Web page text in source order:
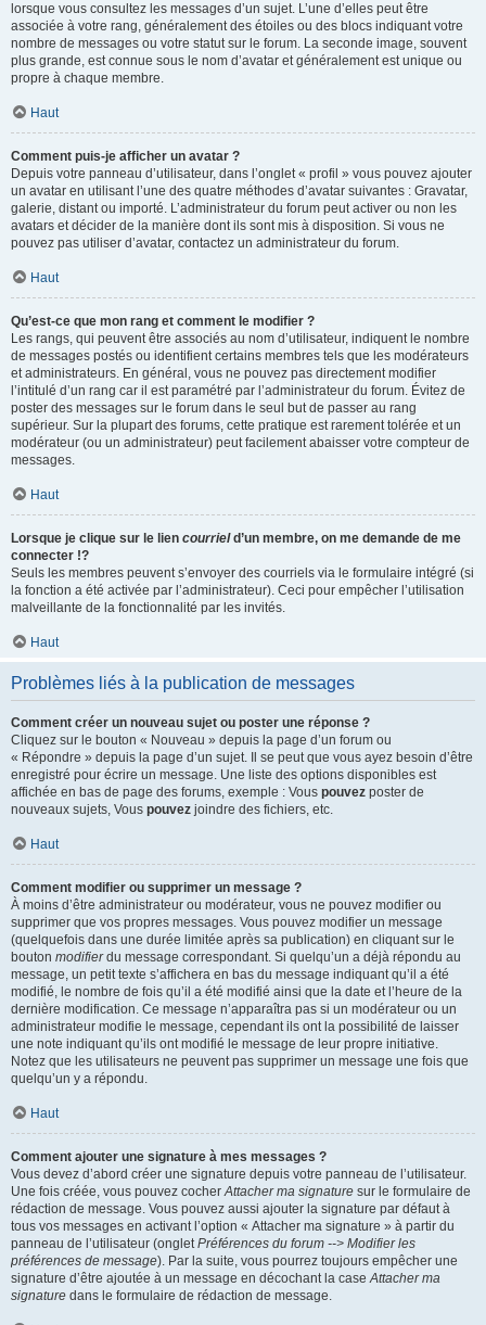
lorsque vous consultez les messages d’un sujet. L’une d’elles peut être
associée à votre rang, généralement des étoiles ou des blocs indiquant votre
nombre de messages ou votre statut sur le forum. La seconde image, souvent
plus grande, est connue sous le nom d’avatar et généralement est unique ou
propre à chaque membre.
Haut
Comment puis-je afficher un avatar ?
Depuis votre panneau d’utilisateur, dans l’onglet « profil » vous pouvez ajouter
un avatar en utilisant l’une des quatre méthodes d’avatar suivantes : Gravatar,
galerie, distant ou importé. L’administrateur du forum peut activer ou non les
avatars et décider de la manière dont ils sont mis à disposition. Si vous ne
pouvez pas utiliser d’avatar, contactez un administrateur du forum.
Haut
Qu’est-ce que mon rang et comment le modifier ?
Les rangs, qui peuvent être associés au nom d’utilisateur, indiquent le nombre
de messages postés ou identifient certains membres tels que les modérateurs
et administrateurs. En général, vous ne pouvez pas directement modifier
l’intitulé d’un rang car il est paramétré par l’administrateur du forum. Évitez de
poster des messages sur le forum dans le seul but de passer au rang
supérieur. Sur la plupart des forums, cette pratique est rarement tolérée et un
modérateur (ou un administrateur) peut facilement abaisser votre compteur de
messages.
Haut
Lorsque je clique sur le lien courrield’un membre, on me demande de me
connecter !?
Seuls les membres peuvent s’envoyer des courriels via le formulaire intégré (si
la fonction a été activée par l’administrateur). Ceci pour empêcher l’utilisation
malveillante de la fonctionnalité par les invités.
Haut
Problèmes liés à la publication de messages
Comment créer un nouveau sujet ou poster une réponse ?
Cliquez sur le bouton « Nouveau » depuis la page d’un forum ou
« Répondre » depuis la page d’un sujet. Il se peut que vous ayez besoin d’être
enregistré pour écrire un message. Une liste des options disponibles est
affichée en bas de page des forums, exemple : Vous pouvez poster de
nouveaux sujets, Vous pouvez joindre des fichiers, etc.
Haut
Comment modifier ou supprimer un message ?
À moins d’être administrateur ou modérateur, vous ne pouvez modifier ou
supprimer que vos propres messages. Vous pouvez modifier un message
(quelquefois dans une durée limitée après sa publication) en cliquant sur le
bouton modifierdu message correspondant. Si quelqu’un a déjà répondu au
message, un petit texte s’affichera en bas du message indiquant qu’il a été
modifié, le nombre de fois qu’il a été modifié ainsi que la date et l’heure de la
dernière modification. Ce message n’apparaîtra pas si un modérateur ou un
administrateur modifie le message, cependant ils ont la possibilité de laisser
une note indiquant qu’ils ont modifié le message de leur propre initiative.
Notez que les utilisateurs ne peuvent pas supprimer un message une fois que
quelqu’un y a répondu.
Haut
Comment ajouter une signature à mes messages ?
Vous devez d’abord créer une signature depuis votre panneau de l’utilisateur.
Une fois créée, vous pouvez cocherAttacher ma signature sur le formulaire de
rédaction de message. Vous pouvez aussi ajouter la signature par défaut à
tous vos messages en activant l’option « Attacher ma signature » à partir du
panneau de l’utilisateur (ongletPréférences du forum --> Modifier les
préférences de message). Par la suite, vous pourrez toujours empêcher une
signature d’être ajoutée à un message en décochant la caseAttacher ma
signature dans le formulaire de rédaction de message.